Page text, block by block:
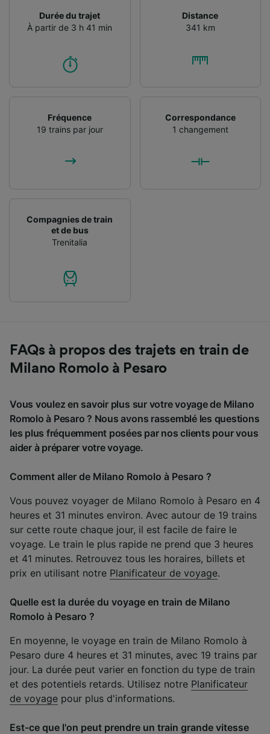
Durée du trajet
À partir de 3 h 41 min
Distance
341 km
Fréquence
19 trains par jour
Correspondance
1 changement
Compagnies de train
et de bus
Trenitalia
FAQs à propos des trajets en train de
Milano Romolo à Pesaro
Vous voulez en savoir plus sur votre voyage de Milano
Romolo à Pesaro ? Nous avons rassemblé les questions
les plus fréquemment posées par nos clients pour vous
aider à préparer votre voyage.
Comment aller de Milano Romolo à Pesaro ?
Vous pouvez voyager de Milano Romolo à Pesaro en 4
heures et 31 minutes environ. Avec autour de 19 trains
sur cette route chaque jour, il est facile de faire le
voyage. Le train le plus rapide ne prend que 3 heures
et 41 minutes. Retrouvez tous les horaires, billets et
prix en utilisant notre Planificateur de voyage.
Quelle est la durée du voyage en train de Milano
Romolo à Pesaro ?
En moyenne, le voyage en train de Milano Romolo à
Pesaro dure 4 heures et 31 minutes, avec 19 trains par
jour. La durée peut varier en fonction du type de train
et des potentiels retards. Utilisez notre Planificateur
de voyage pour plus d'informations.
Est-ce que l'on peut prendre un train grande vitesse
Liste de nos partenaires (fournisseurs)